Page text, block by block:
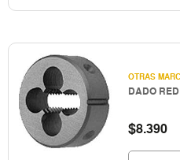
OTRAS
DADO
$8.390